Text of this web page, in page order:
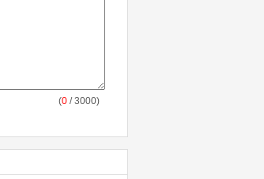
(0 / 3000)